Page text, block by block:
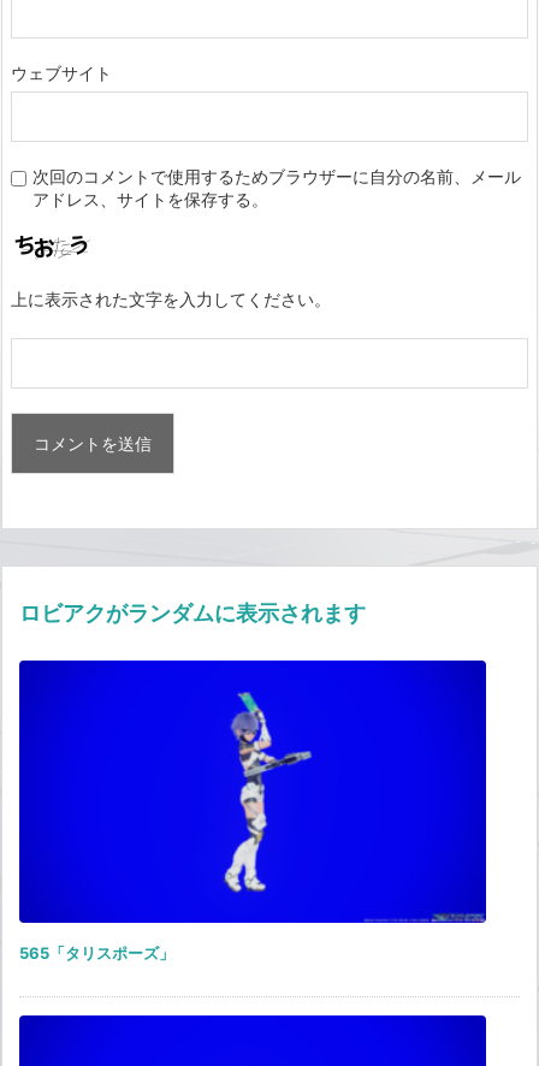
ウェブサイト
次回のコメントで使用するためブラウザーに自分の名前、メール
アドレス、サイトを保存する。
上に表示された文字を入力してください。
ロビアクがランダムに表示されます
565「タリスポーズ」